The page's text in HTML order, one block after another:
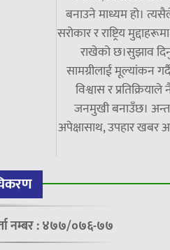
बनाउने माध्यम हो।
सरोकार र राष्ट्रिय
राखेको छ।सुझाव
सामग्रीलाई मूल्यांकन
विश्वास र
जनमुखी बनाउँछ।
अपेक्षासाथ, उपहार खबर
नम्बर : ४७७/०७६-७७